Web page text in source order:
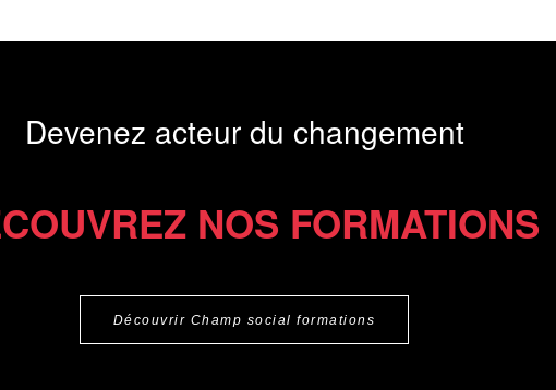
Devenez acteur du changement
NOS FORMATIONS
Découvrir Champ social formations